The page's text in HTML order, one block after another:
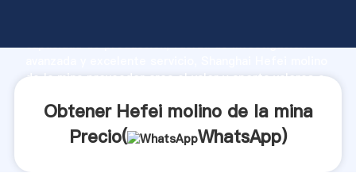
capacidad de producción, fuerza de investigación
de la mina proveedor crea el valor y aporta valores a
Obtener Hefei molino de la mina
Precio(
WhatsApp)